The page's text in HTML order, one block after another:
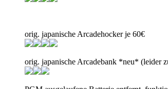
orig. japanische Arcadehocker je 60€
orig. japanische Arcadebank *neu* (leider